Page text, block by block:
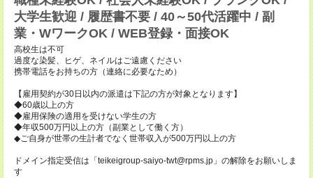
大学生歓迎 / 履歴書不要 / 40～50代活躍中 / 副
業・WワークOK / WEB登録・面接OK
高校生は不可
過度な染髪、ヒゲ、ネイルはご遠慮ください
携帯電話をお持ちの方（連絡に必要なため）
【雇用契約が30日以内の派遣は下記の方が対象となります】
◆60歳以上の方
◆雇用保険の適用を受けない学生の方
◆年収500万円以上の方（副業として働く方）
◆ご自身が世帯の生計者でなく世帯収入が500万円以上の方
ドメイン指定受信は「teikeigroup-saiyo-twt@rpms.jp」の解除をお願いしま
す